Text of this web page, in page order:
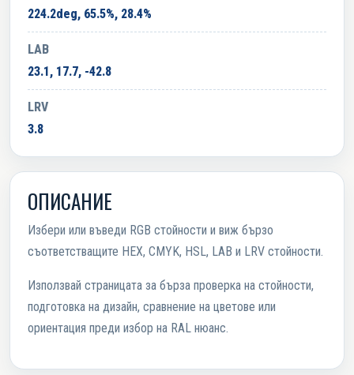
224.2deg, 65.5%, 28.4%
LAB
23.1, 17.7, -42.8
LRV
3.8
ОПИСАНИЕ
Избери или въведи RGB стойности и виж бързо
съответстващите HEX, CMYK, HSL, LAB и LRV стойности.
Използвай страницата за бърза проверка на стойности,
подготовка на дизайн, сравнение на цветове или
ориентация преди избор на RAL нюанс.